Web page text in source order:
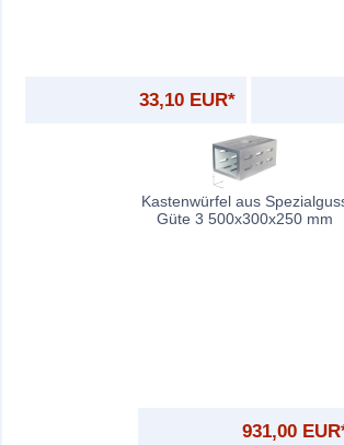
33,10 EUR*
Kastenwürfel aus
Güte 3 500x300x250 mm
931,00